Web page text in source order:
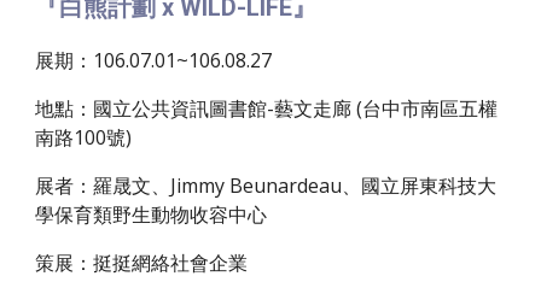
『白熊計劃 x WILD-LIFE』
展期：106.07.01~106.08.27
地點：國立公共資訊圖書館-藝文走廊 (台中市南區五權
南路100號)
展者：羅晟文、Jimmy Beunardeau、國立屏東科技大
學保育類野生動物收容中心
策展：挺挺網絡社會企業